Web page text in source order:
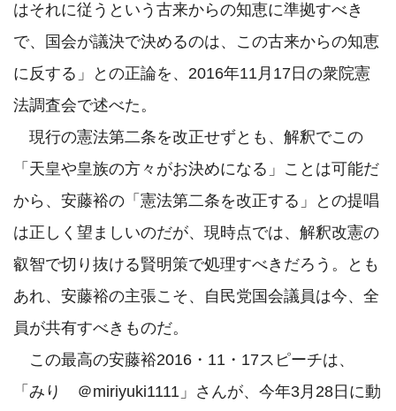
はそれに従うという古来からの知恵に準拠すべき
で、国会が議決で決めるのは、この古来からの知恵
に反する」との正論を、2016年11月17日の衆院憲
法調査会で述べた。
現行の憲法第二条を改正せずとも、解釈でこの
「天皇や皇族の方々がお決めになる」ことは可能だ
から、安藤裕の「憲法第二条を改正する」との提唱
は正しく望ましいのだが、現時点では、解釈改憲の
叡智で切り抜ける賢明策で処理すべきだろう。とも
あれ、安藤裕の主張こそ、自民党国会議員は今、全
員が共有すべきものだ。
この最高の安藤裕2016・11・17スピーチは、
「みり　＠miriyuki1111」さんが、今年3月28日に動